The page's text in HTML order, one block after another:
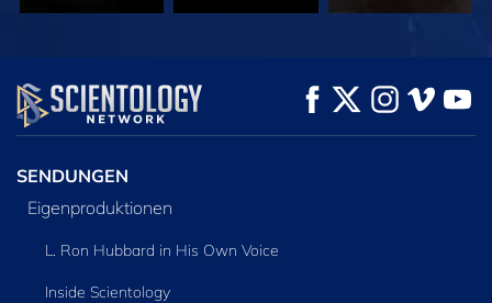
ANSEHEN
SERIE
ENTDECKEN
SENDUNGEN
Eigenproduktionen
L. Ron Hubbard in His Own Voice
Inside Scientology